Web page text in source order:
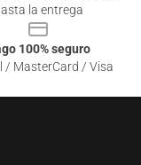
la entrega
100% seguro
/ MasterCard / Visa